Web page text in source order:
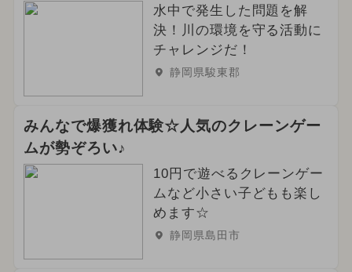
水中で発生した問題を解
決！川の環境を守る活動に
チャレンジだ！
静岡県駿東郡
みんなで爆獲れ体験☆人気のクレーンゲー
ムが勢ぞろい♪
10円で遊べるクレーンゲー
ムなど小さい子どもも楽し
めます☆
静岡県島田市